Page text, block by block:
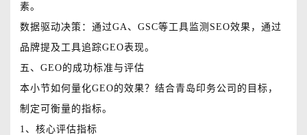
素。
数据驱动决策：通过GA、GSC等工具监测SEO效果，通过
品牌提及工具追踪GEO表现。
五、GEO的成功标准与评估
本小节如何量化GEO的效果？结合青岛印务公司的目标，
制定可衡量的指标。
1、核心评估指标